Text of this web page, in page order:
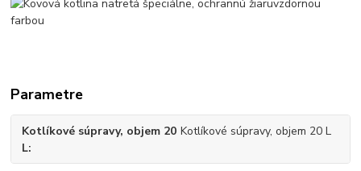
Parametre
Kotlíkové súpravy, objem 20
L
Kotlíkové súpravy, objem 20 L